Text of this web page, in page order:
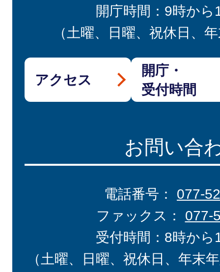
開庁時間：9時から
（土曜、日曜、祝休日、
アクセス
開庁・
受付時間
お問い合
電話番号： 077-
ファックス： 077-
受付時間：8時から
（土曜、日曜、祝休日、年末